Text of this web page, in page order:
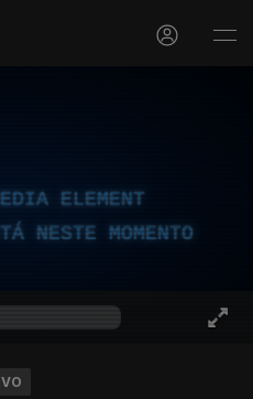
ELEMENT
NESTE MOMENTO